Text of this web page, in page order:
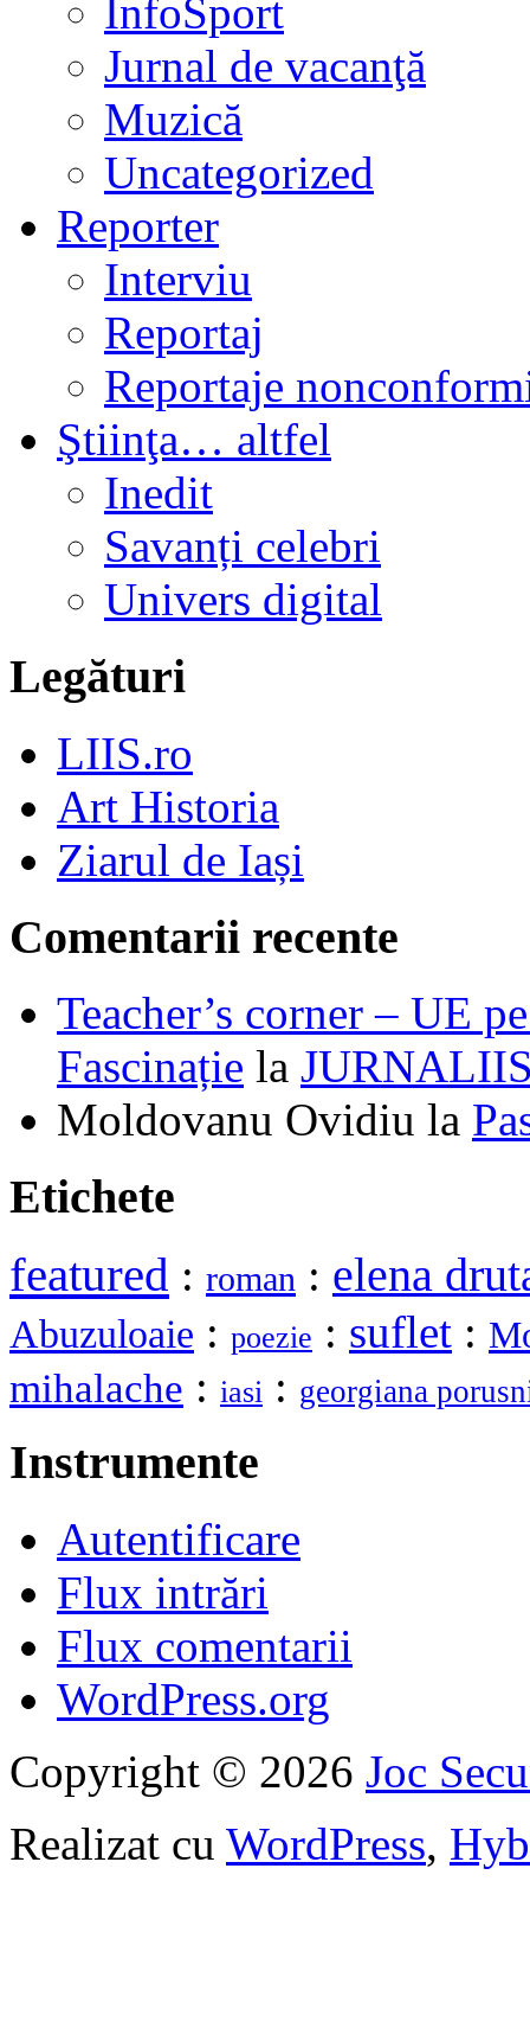
InfoSport
Jurnal de vacanţă
Muzică
Uncategorized
Reporter
Interviu
Reportaj
Reportaje
Ştiinţa… altfel
Inedit
Savanți celebri
Univers digital
Legături
LIIS.ro
Art Historia
Ziarul de Iași
Comentarii recente
Teacher’s corner – UE
Fascinație la
Moldovanu Ovidiu la
Etichete
featured : roman : elena
Abuzuloaie : poezie : suflet :
mihalache : iasi : georgiana
Instrumente
Autentificare
Flux intrări
Flux comentarii
WordPress.org
Copyright © 2026 Joc
Realizat cu WordPress,